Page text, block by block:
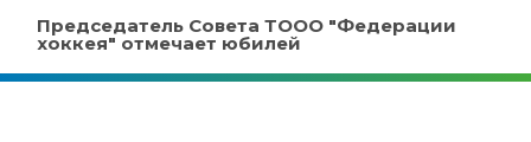
Председатель Совета ТООО "Федерации
хоккея" отмечает юбилей